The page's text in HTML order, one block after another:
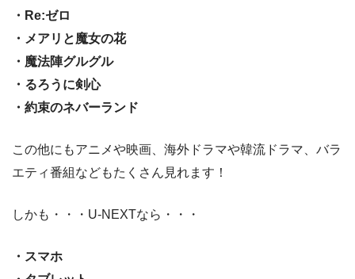
・Re:ゼロ
・メアリと魔女の花
・魔法陣グルグル
・るろうに剣心
・約束のネバーランド
この他にもアニメや映画、海外ドラマや韓流ドラマ、バラ
エティ番組などもたくさん見れます！
しかも・・・U-NEXTなら・・・
・スマホ